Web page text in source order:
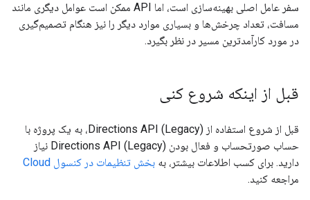
سفر عامل اصلی بهینه‌سازی است، اما API ممکن است عوامل دیگری مانند
مسافت، تعداد چرخش‌ها و بسیاری موارد دیگر را نیز هنگام تصمیم‌گیری
در مورد کارآمدترین مسیر در نظر بگیرد.
قبل از اینکه شروع کنی
قبل از شروع استفاده از Directions API (Legacy)، به یک پروژه با
حساب صورتحساب و فعال بودن Directions API (Legacy) نیاز
دارید. برای کسب اطلاعات بیشتر، به بخش تنظیمات در کنسول Cloud
مراجعه کنید.